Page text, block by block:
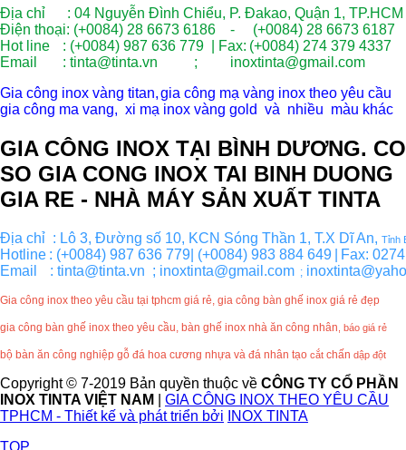
Địa chỉ : 04 Nguyễn Đình Chiểu, P. Đakao, Quận 1, TP.HCM
Điện thoại: (+0084) 28 6673 6186 - (+0084) 28 6673 6187
Hot line
: (+0084) 987 636 779 | Fax: (+0084) 274 379 4337
Email
: tinta@tinta.vn ; inoxtinta@gmail.com
Gia công inox vàng titan,gia công mạ vàng inox theo yêu cầu
gia công ma vang, xi mạ inox vàng gold và nhiều màu khác
GIA CÔNG INOX TẠI BÌNH DƯƠNG. CO
SO GIA CONG INOX TAI BINH DUONG
GIA RE - NHÀ MÁY SẢN XUẤT TINTA
Địa chỉ  : Lô 3, Đường số 10, KCN Sóng Thần 1, T.X Dĩ An, Tỉnh
Hotline : (+0084) 987 636 779| (+0084) 983 884 649
Fax:
Email
: tinta@tinta.vn  ; inoxtinta@gmail.com
  ;
Gia công inox theo yêu cầu tại tphcm giá rẻ, gia công bàn ghế inox giá rẻ đẹp
gia công bàn ghế inox theo yêu cầu, bàn ghế inox nhà ăn công nhân báo giá rẻ
bộ bàn ăn công nghiệp gỗ đá hoa cương nhựa và đá nhân tạo cắt chấn dập đột
Copyright © 7-2019 Bản quyền thuộc về CÔNG TY CỔ PHẦN
INOX TINTA VIỆT NAM
GIA CÔNG INOX THEO YÊU CẦU
TPHCM - Thiết kế và phát triển bởi
INOX TINTA
TOP